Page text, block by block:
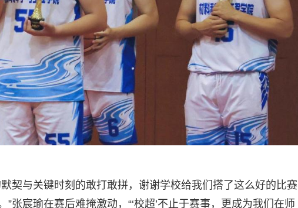
契与关键时刻的敢打敢拼，谢谢学校给我们搭了这么好的比赛
张宸瑜在赛后难掩激动，“‘校超’不止于赛事，更成为我们在师